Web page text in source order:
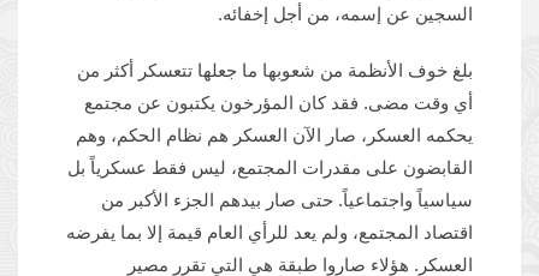
السجين عن إسمه، من أجل إخفائه.
بلغ خوف الأنظمة من شعوبها ما جعلها تتعسكر أكثر من
أي وقت مضى. فقد كان المؤرخون يكتبون عن مجتمع
يحكمه العسكر، صار الآن العسكر هم نظام الحكم، وهم
القابضون على مقدرات المجتمع، ليس فقط عسكرياً بل
سياسياً واجتماعياً. حتى صار بيدهم الجزء الأكبر من
اقتصاد المجتمع، ولم يعد للرأي العام قيمة إلا بما يفرضه
العسكر. هؤلاء صاروا طبقة هي التي تقرر مصير